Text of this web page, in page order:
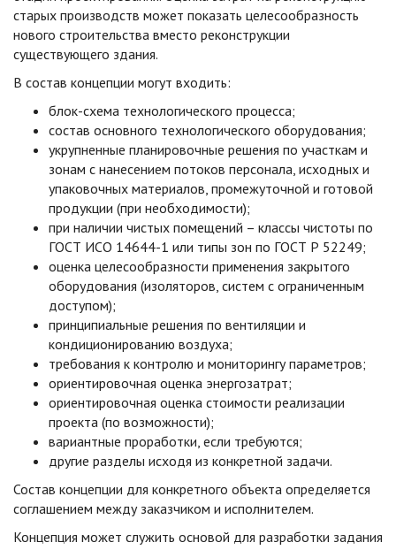
старых производств может показать целесообразность
нового строительства вместо реконструкции
существующего здания.
В состав концепции могут входить:
блок-схема технологического процесса;
состав основного технологического оборудования;
укрупненные планировочные решения по участкам и
зонам с нанесением потоков персонала, исходных и
упаковочных материалов, промежуточной и готовой
продукции (при необходимости);
при наличии чистых помещений – классы чистоты по
ГОСТ ИСО 14644-1 или типы зон по ГОСТ Р 52249;
оценка целесообразности применения закрытого
оборудования (изоляторов, систем с ограниченным
доступом);
принципиальные решения по вентиляции и
кондиционированию воздуха;
требования к контролю и мониторингу параметров;
ориентировочная оценка энергозатрат;
ориентировочная оценка стоимости реализации
проекта (по возможности);
вариантные проработки, если требуются;
другие разделы исходя из конкретной задачи.
Состав концепции для конкретного объекта определяется
соглашением между заказчиком и исполнителем.
Концепция может служить основой для разработки задания